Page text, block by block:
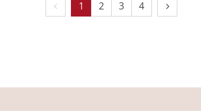
Vorherige Seite
1 2 3 4 Nächste